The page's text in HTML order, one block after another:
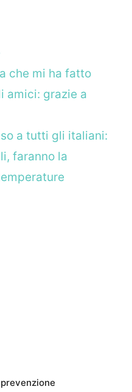
che mi ha fatto
amici: grazie a
a tutti gli italiani:
faranno la